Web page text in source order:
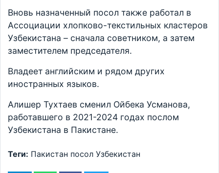
Вновь назначенный посол также работал в
Ассоциации хлопково-текстильных кластеров
Узбекистана – сначала советником, а затем
заместителем председателя.
Владеет английским и рядом других
иностранных языков.
Алишер Тухтаев сменил Ойбека Усманова,
работавшего в 2021-2024 годах послом
Узбекистана в Пакистане.
Теги: Пакистан посол Узбекистан